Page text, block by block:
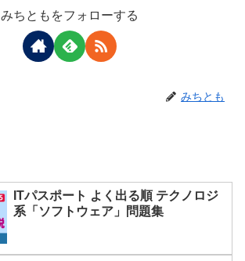
みちともをフォローする
みちとも
ITパスポート よく出る順 テクノロジ
系「ソフトウェア」問題集